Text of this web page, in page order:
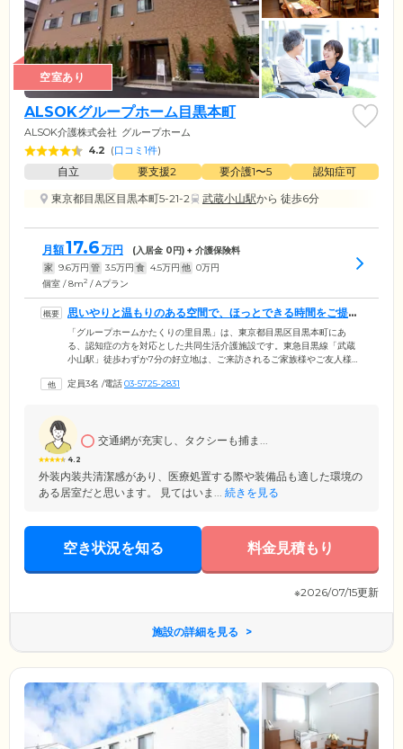
空室あり
ALSOKグループホーム目黒本町
ALSOK介護株式会社 グループホーム
4.2 (口コミ1件)
自立 要支援2 要介護1〜5
認知症可
東京都目黒区目黒本町5-21-2
武蔵小山駅から 徒歩6分
月額17.6 万円 (入居金 0円) + 介護保険料
家 9.6万円 管 3.5万円 食 4.5万円 他 0万円
個室 / 8m2 / Aプラン
思いやりと温もりのある空間で、ほっとできる時間をご提供
しています
「グループホームかたくりの里目黒」は、東京都目黒区目黒本町にあ
る、認知症の方を対応とした共同生活介護施設です。東急目黒線「武蔵
小山駅」徒歩わずか7分の好立地は、ご来訪されるご家族様やご友人様に
いるご入居者様も多くいらっしゃいますので、ぜひお気軽にお立ち寄り
まにほっとしていただける時間をご提案しています。
定員3名 /電話03-5725-2831
4.2
交通網が充実し、タクシーも捕ま...
外装内装共清潔感があり、医療処置する際や装備品も適した環境の
ある居室だと思います。 見てはいま... 続きを見る
空き状況を知る 料金見積もり
※2026/07/15更新
施設の詳細を見る